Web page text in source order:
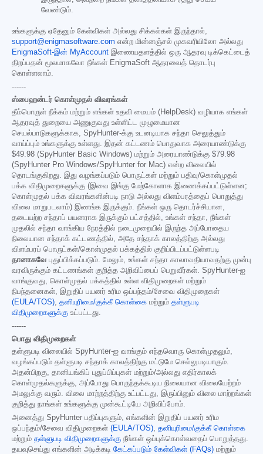
வேண்டும்.
உங்களுக்கு ஏதேனும் கேள்விகள் அல்லது சிக்கல்கள் இருந்தால்,
support@enigmasoftware.com என்ற மின்னஞ்சல் முகவரியிலோ அல்லது
EnigmaSoft-இன் MyAccount இணையதளத்தில் ஒரு ஆதரவு டிக்கெட்டைத்
திறப்பதன் மூலமாகவோ நீங்கள் EnigmaSoft ஆதரவைத் தொடர்பு
கொள்ளலாம்.
------
ஸ்பைஹன்டர் கொள்முதல் விவரங்கள்
தீம்பொருள் நீக்கம் மற்றும் எங்கள் உதவி மையம் (HelpDesk) வழியாக எங்கள்
ஆதரவுத் துறையை அணுகுவது உள்ளிட்ட முழுமையான
செயல்பாடுகளுக்காக, SpyHunter-க்கு உடனடியாக சந்தா செலுத்தும்
வாய்ப்பும் உங்களுக்கு உள்ளது. இதன் கட்டணம் பொதுவாக அரையாண்டுக்கு
$49.98 (SpyHunter Basic Windows) மற்றும் அரையாண்டுக்கு $79.98
(SpyHunter Pro Windows/SpyHunter for Mac) என்ற விலையில்
தொடங்குகிறது. இது வழங்கப்படும் பொருட்கள் மற்றும் பதிவு/கொள்முதல்
பக்க விதிமுறைகளுக்கு (இவை இங்கு மேற்கோளாக இணைக்கப்பட்டுள்ளன;
கொள்முதல் பக்க விவரங்களின்படி நாடு அல்லது விளம்பரத்தைப் பொறுத்து
விலை மாறுபடலாம்) இணங்க இருக்கும். நீங்கள் ஒரு தொடர்ச்சியான,
தடையற்ற சந்தாப் பயனராக இருக்கும் பட்சத்தில், உங்கள் சந்தா, நீங்கள்
முதலில் சந்தா வாங்கிய நேரத்தில் நடைமுறையில் இருந்த அப்போதைய
நிலையான சந்தாக் கட்டணத்தில், அதே சந்தாக் காலத்திற்கு அல்லது
விளம்பரப் பொருட்கள்/கொள்முதல் பக்கத்தில் குறிப்பிடப்பட்டுள்ளபடி
தானாகவே புதுப்பிக்கப்படும். மேலும், உங்கள் சந்தா காலாவதியாவதற்கு முன்பு
வரவிருக்கும் கட்டணங்கள் குறித்த அறிவிப்பைப் பெறுவீர்கள். SpyHunter-ஐ
வாங்குவது, கொள்முதல் பக்கத்தில் உள்ள விதிமுறைகள் மற்றும்
நிபந்தனைகள், இறுதிப் பயனர் உரிம ஒப்பந்தம்/சேவை விதிமுறைகள்
(EULA/TOS) தனியுரிமை/குக்கீ கொள்கை மற்றும் தள்ளுபடி
விதிமுறைகளுக்கு உட்பட்டது.
------
பொது விதிமுறைகள்
தள்ளுபடி விலையில் SpyHunter-ஐ வாங்கும் எந்தவொரு கொள்முதலும்,
வழங்கப்படும் தள்ளுபடி சந்தாக் காலத்திற்கு மட்டுமே செல்லுபடியாகும்.
அதன்பிறகு, தானியங்கிப் புதுப்பிப்புகள் மற்றும்/அல்லது எதிர்காலக்
கொள்முதல்களுக்கு, அப்போது பொருந்தக்கூடிய நிலையான விலையேற்றம்
அமலுக்கு வரும். விலை மாற்றத்திற்கு உட்பட்டது, இருப்பினும் விலை மாற்றங்கள்
குறித்து நாங்கள் உங்களுக்கு முன்கூட்டியே அறிவிப்போம்.
அனைத்து SpyHunter பதிப்புகளும், எங்களின் இறுதிப் பயனர் உரிம
ஒப்பந்தம்/சேவை விதிமுறைகள் (EULA/TOS) தனியுரிமை/குக்கீ கொள்கை
மற்றும் தள்ளுபடி விதிமுறைகளுக்கு நீங்கள் ஒப்புக்கொள்வதைப் பொறுத்தது.
தயவுசெய்து எங்களின் அடிக்கடி கேட்கப்படும் கேள்விகள் (FAQs) மற்றும்